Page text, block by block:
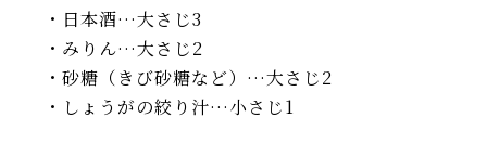
・日本酒…大さじ3
・みりん…大さじ2
・砂糖（きび砂糖など）…大さじ2
・しょうがの絞り汁…小さじ1